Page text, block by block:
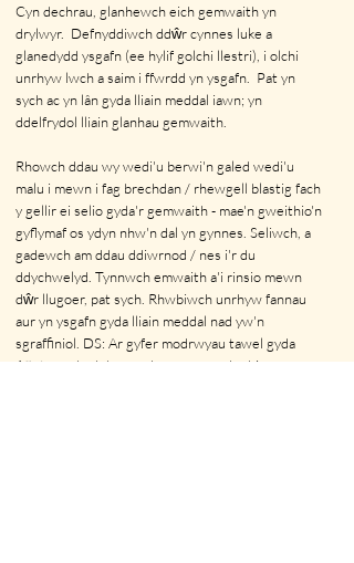
Cyn dechrau, glanhewch eich gemwaith yn
drylwyr. Defnyddiwch ddŵr cynnes luke a
glanedydd ysgafn (ee hylif golchi llestri), i olchi
unrhyw lwch a saim i ffwrdd yn ysgafn.
Pat yn
sych ac yn lân gyda lliain meddal iawn; yn
ddelfrydol lliain glanhau gemwaith.
Rhowch ddau wy wedi'u berwi'n galed wedi'u
malu i mewn i fag brechdan / rhewgell blastig fach
y gellir ei selio gyda'r gemwaith - mae'n gweithio'n
gyflymaf os ydyn nhw'n dal yn gynnes. Seliwch, a
gadewch am ddau ddiwrnod / nes i'r du
ddychwelyd. Tynnwch emwaith a'i rinsio mewn
dŵr llugoer, pat sych. Rhwbiwch unrhyw fannau
aur yn ysgafn gyda lliain meddal nad yw'n
sgraffiniol. DS: Ar gyfer modrwyau tawel gyda
18ct, mae'n debyg nad oes angen rhwbio